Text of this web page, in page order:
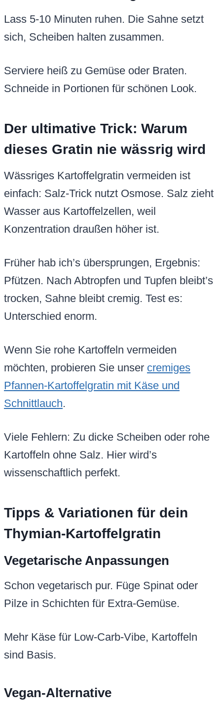
Lass 5-10 Minuten ruhen. Die Sahne setzt
sich, Scheiben halten zusammen.
Serviere heiß zu Gemüse oder Braten.
Schneide in Portionen für schönen Look.
Der ultimative Trick: Warum
dieses Gratin nie wässrig wird
Wässriges Kartoffelgratin vermeiden ist
einfach: Salz-Trick nutzt Osmose. Salz zieht
Wasser aus Kartoffelzellen, weil
Konzentration draußen höher ist.
Früher hab ich’s übersprungen, Ergebnis:
Pfützen. Nach Abtropfen und Tupfen bleibt’s
trocken, Sahne bleibt cremig. Test es:
Unterschied enorm.
Wenn Sie rohe Kartoffeln vermeiden
möchten, probieren Sie unser cremiges
Pfannen-Kartoffelgratin mit Käse und
Schnittlauch.
Viele Fehlern: Zu dicke Scheiben oder rohe
Kartoffeln ohne Salz. Hier wird’s
wissenschaftlich perfekt.
Tipps & Variationen für dein
Thymian-Kartoffelgratin
Vegetarische Anpassungen
Schon vegetarisch pur. Füge Spinat oder
Pilze in Schichten für Extra-Gemüse.
Mehr Käse für Low-Carb-Vibe, Kartoffeln
sind Basis.
Vegan-Alternative